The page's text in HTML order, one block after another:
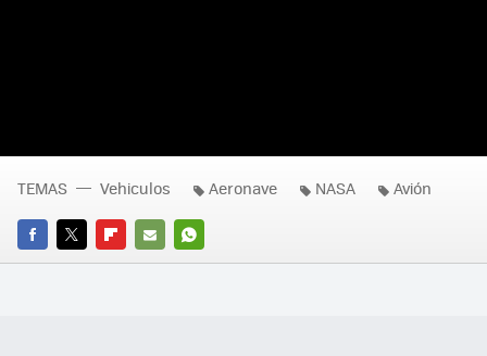
FACEBOOK
TWITTERFLIPBOARD
E-
WHATSAPP
TEMAS Vehiculos Aeronave NASA Avión